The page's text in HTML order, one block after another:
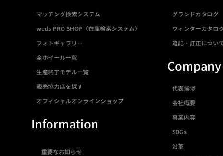
マッチング検索システム
weds PRO SHOP（在庫検索システム）
フォトギャラリー
全ホイール一覧
生産終了モデル一覧
販売協力店を探す
オフィシャルオンラインショップ
Information
重要なお知らせ
グランドカタログ
ウィンターカタロ
追記・訂正につい
代表挨拶
会社概要
事業内容
SDGs
沿革